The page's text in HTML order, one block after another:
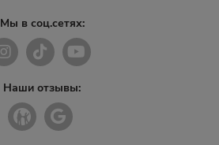
Мы в соц.сетях:
Наши отзывы: